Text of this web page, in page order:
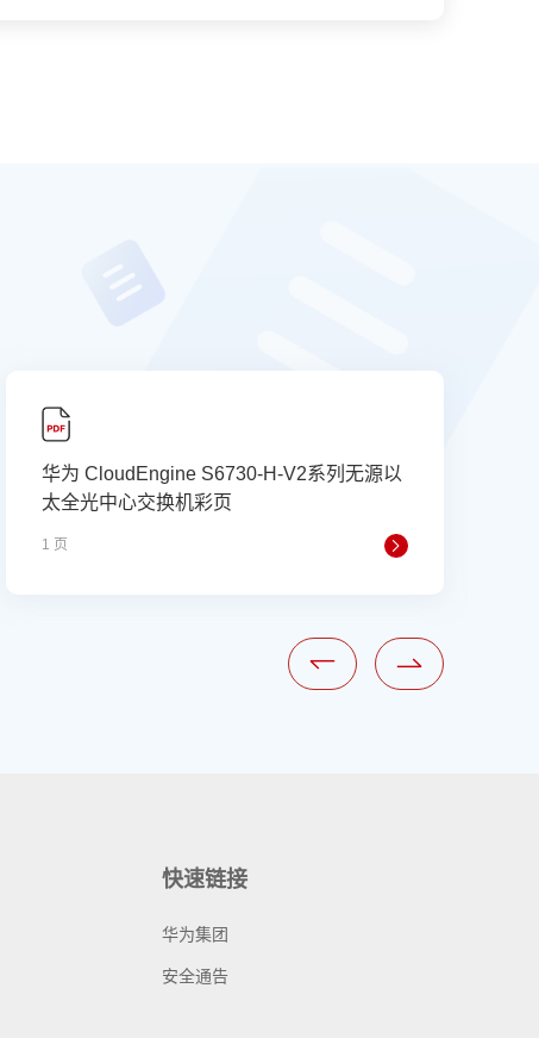
华为 CloudEngine S6730-H-V2系列无源以
太全光中心交换机彩页
1 页
快速链接
华为集团
安全通告